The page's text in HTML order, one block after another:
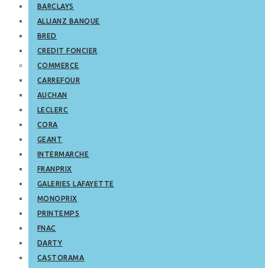
BARCLAYS
ALLIANZ BANQUE
BRED
CREDIT FONCIER
COMMERCE
CARREFOUR
AUCHAN
LECLERC
CORA
GEANT
INTERMARCHE
FRANPRIX
GALERIES LAFAYETTE
MONOPRIX
PRINTEMPS
FNAC
DARTY
CASTORAMA